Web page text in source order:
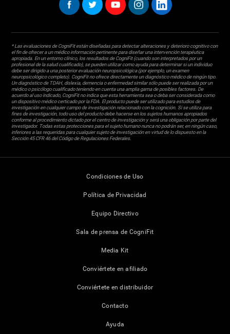
* Las evaluaciones de CogniFit están diseñadas para detectar alteraciones y deterioro cognitivo con
el fin de ofrecer a un médico información pertinente para diseñar una intervención terapéutica
apropiada. En un entorno clínico, los resultados de CogniFit (cuando son interpretados por un
profesional de la salud cualificado), se pueden utilizar como ayuda para determinar si un individuo
debe ser dirigido a una posterior evaluación neuropsicológica (por ejemplo, un examen
neuropsicológico completo). CogniFit no ofrece directamente un diagnóstico médico de ningún tipo.
Un diagnóstico de TDAH, dislexia, demencia o enfermedad similar sólo puede ser realizada por un
médico o psicólogo cualificado teniendo en cuenta una amplia gama de posibles factores. De
acuerdo al uso indicado, CogniFit no indica que esta herramienta sea o deba ser considerada como
un dispositivo médico certicado por la FDA. El producto puede ser utilizado para estudios de
investigación en cualquier campo de investigación relacionado con la cognición. Si se utiliza para
fines de investigación, todo uso del producto debe hacerse en los sujetos humanos apropiados
conforme al procedimiento dictado por el centro de investigación y será una obligación por parte del
investigador. Todas estas protecciones para el sujeto humano nunca no podrán ser, en ningún caso,
inferiores a las requeridas para cualquier sujeto de investigación en virtud de lo dispuesto en la
Sección 45 CFR 46 del Código de Regulaciones Federales.
Condiciones de Uso
Política de Privacidad
Equipo Directivo
Sala de prensa de CogniFit
Media Kit
Conviértete en afiliado
Conviértete en distribuidor
Contacto
Ayuda